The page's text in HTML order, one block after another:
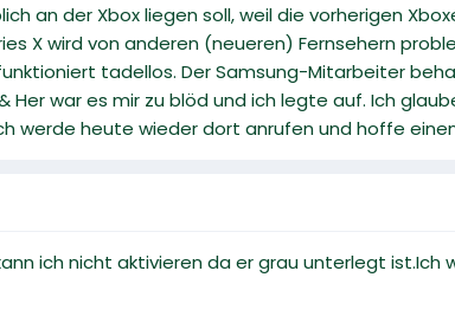
an der Xbox liegen soll, weil die vorherigen
X wird von anderen (neueren) Fernsehern
tadellos. Der Samsung-Mitarbeiter
Her war es mir zu blöd und ich legte auf. Ich
werde heute wieder dort anrufen und hoffe
ich nicht aktivieren da er grau unterlegt